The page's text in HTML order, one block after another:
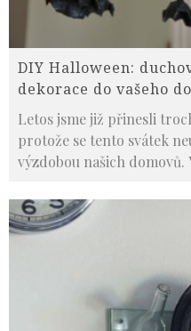
DIY Halloween:
dekorace do vašeho
Letos jsme již přinesli
protože se tento svátek
výzdobou našich domovů.